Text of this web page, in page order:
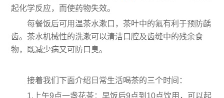
起化学反应，而使药物失效。
每餐饭后可用温茶水漱口，茶叶中的氟有利于预防龋
齿。茶水机械性的洗漱可以清洁口腔及齿缝中的残余食
物，既减少病又可防口臭。
接着我们下面介绍日常生活喝茶的三个时间：
1.上午9点一盏花茶：早饭后9点到10点饮用，可以起